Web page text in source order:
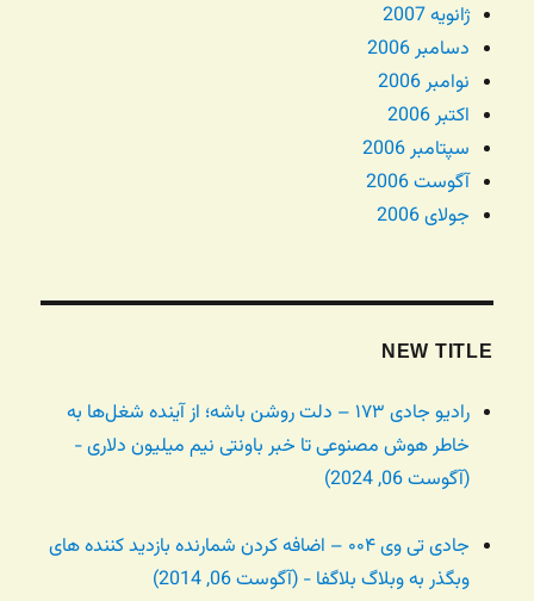
ژانویه 2007
دسامبر 2006
نوامبر 2006
اکتبر 2006
سپتامبر 2006
آگوست 2006
جولای 2006
NEW TITLE
رادیو جادی ۱۷۳ – دلت روشن باشه؛ از آینده شغل‌ها به
خاطر هوش مصنوعی تا خبر باونتی نیم میلیون دلاری -
(آگوست 06, 2024)
جادی تی وی ۰۰۴ – اضافه کردن شمارنده بازدید کننده های
وبگذر به وبلاگ بلاگفا - (آگوست 06, 2014)